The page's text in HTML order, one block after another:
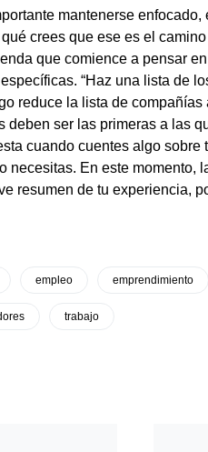
mantenerse
crees que ese es el camino
que comience a pensar
“Haz una lista de
reduce la lista de
deben ser las primeras a las
cuando cuentes algo
necesitas. En este momento,
resumen de tu experiencia,
empleo emprendimiento
trabajo